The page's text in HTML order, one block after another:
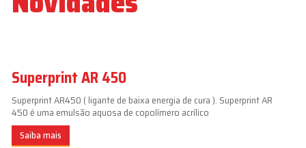
Superprint AR 450
Superprint AR450 ( ligante de baixa energia de cura ). Superprint AR
450 é uma emulsão aquosa de copolímero acrílico
Saiba mais